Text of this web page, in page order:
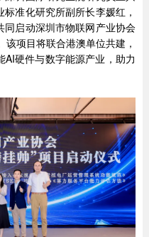
准化研究所副所长李媛红，
启动深圳市物联网产业协会
该项目将联合港澳单位共建，
硬件与数字能源产业，助力